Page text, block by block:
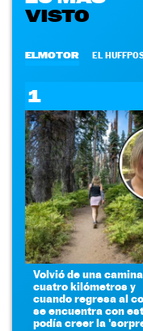
VISTO
ELMOTOR EL
1
Volvió de una
cuatro kilómetros y
cuando regresa al
se encuentra con
podía creer la